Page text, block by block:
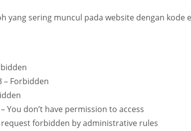
yang sering muncul pada website dengan kode
– Forbidden
You don’t have permission to access
forbidden by administrative rules